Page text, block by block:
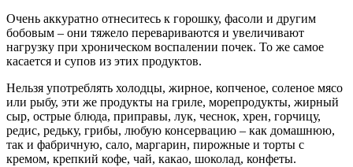
Очень аккуратно отнеситесь к горошку, фасоли и другим
бобовым – они тяжело перевариваются и увеличивают
нагрузку при хроническом воспалении почек. То же самое
касается и супов из этих продуктов.
Нельзя употреблять холодцы, жирное, копченое, соленое мясо
или рыбу, эти же продукты на гриле, морепродукты, жирный
сыр, острые блюда, приправы, лук, чеснок, хрен, горчицу,
редис, редьку, грибы, любую консервацию – как домашнюю,
так и фабричную, сало, маргарин, пирожные и торты с
кремом, крепкий кофе, чай, какао, шоколад, конфеты.